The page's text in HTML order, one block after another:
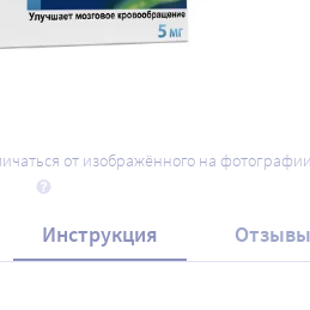
от изображённого на фотографии
Инструкция Отзывы